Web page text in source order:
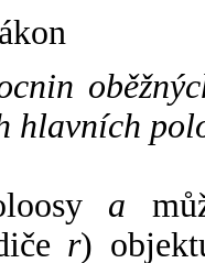
hlavních
a
r)